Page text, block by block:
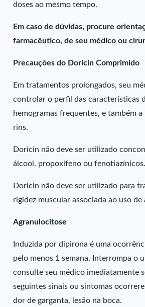
doses ao mesmo tempo.
Em caso de dúvidas, procure
farmacêutico, de seu médico ou
Precauções do Doricin Comprimido
Em tratamentos prolongados, seu
controlar o perfil das características
hemogramas frequentes, e também
rins.
Doricin não deve ser utilizado
álcool, propoxifeno ou fenotiazínicos.
Doricin não deve ser utilizado para
rigidez muscular associada ao uso
Agranulocitose
Induzida por dipirona é uma
pelo menos 1 semana. Interrompa o
consulte seu médico imediatamente
seguintes sinais ou sintomas
dor de garganta, lesão na boca.